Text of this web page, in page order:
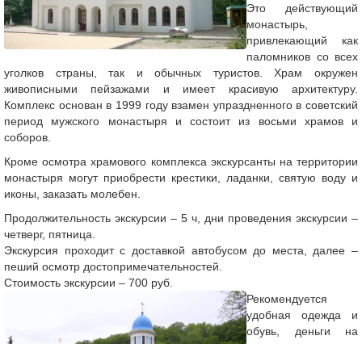
Это действующий
монастырь,
привлекающий как
паломников со всех
уголков страны, так и обычных туристов. Храм окружен
живописными пейзажами и имеет красивую архитектуру.
Комплекс основан в 1999 году взамен упраздненного в советский
период мужского монастыря и состоит из восьми храмов и
соборов.
Кроме осмотра храмового комплекса экскурсанты на территории
монастыря могут приобрести крестики, ладанки, святую воду и
иконы, заказать молебен.
Продолжительность экскурсии – 5 ч, дни проведения экскурсии –
четверг, пятница.
Экскурсия проходит с доставкой автобусом до места, далее –
пеший осмотр достопримечательностей.
Стоимость экскурсии – 700 руб.
Рекомендуется
удобная одежда и
обувь, деньги на